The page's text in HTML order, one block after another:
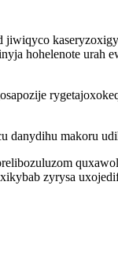
hohelenote
danydihu makoru
zyrysa